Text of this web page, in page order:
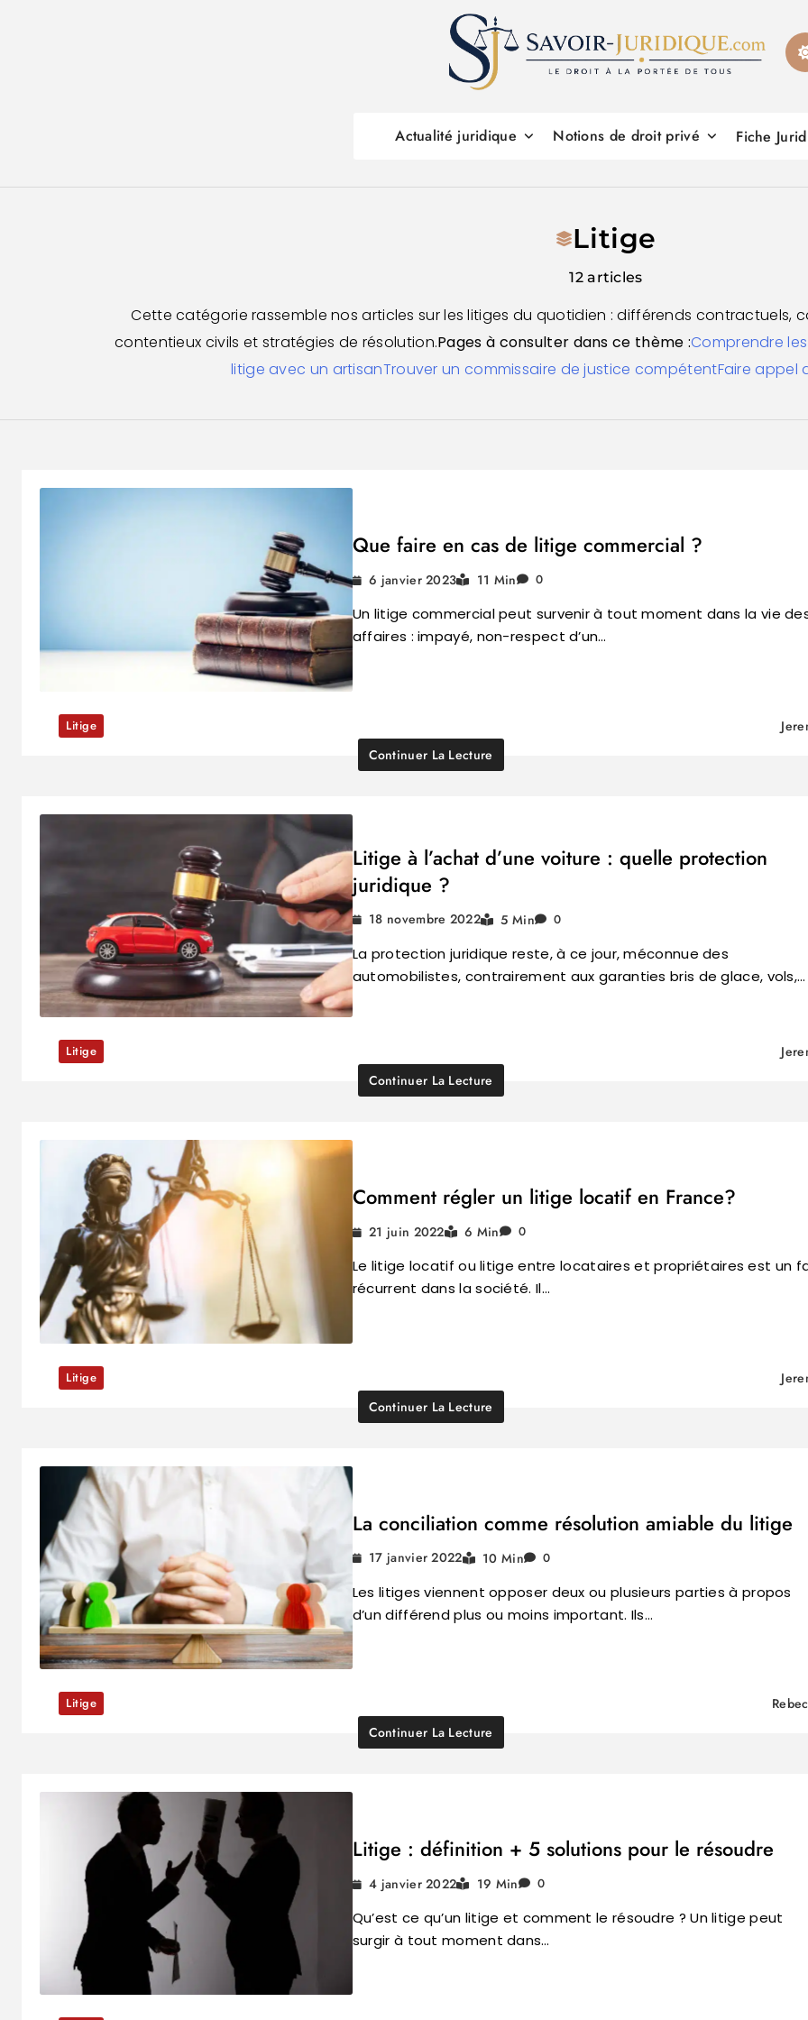
Savoirs juridiques
Actualité juridique Notions de droit privé Fiche
Litige
12 articles
Cette catégorie rassemble nos articles sur les litiges du quotidien : différends contractuels,
contentieux civils et stratégies de résolution.Pages à consulter dans ce thème :Comprendre
litige avec un artisanTrouver un commissaire de justice compétentFaire appel
Que faire en cas de litige commercial ?
6 janvier 2023 11 Min 0
Un litige commercial peut survenir à tout moment dans la vie
affaires : impayé, non-respect d’un…
Litige
Continuer La Lecture
Litige à l’achat d’une voiture : quelle protection
juridique ?
18 novembre 2022 5 Min 0
La protection juridique reste, à ce jour, méconnue des
automobilistes, contrairement aux garanties bris de glace, vols,…
Litige
Continuer La Lecture
Comment régler un litige locatif en France?
21 juin 2022 6 Min 0
Le litige locatif ou litige entre locataires et propriétaires est un
récurrent dans la société. Il…
Litige
Continuer La Lecture
La conciliation comme résolution amiable du litige
17 janvier 2022 10 Min 0
Les litiges viennent opposer deux ou plusieurs parties à propos
d’un différend plus ou moins important. Ils…
Litige
Continuer La Lecture
Litige : définition + 5 solutions pour le résoudre
4 janvier 2022 19 Min 0
Qu’est ce qu’un litige et comment le résoudre ? Un litige peut
surgir à tout moment dans…